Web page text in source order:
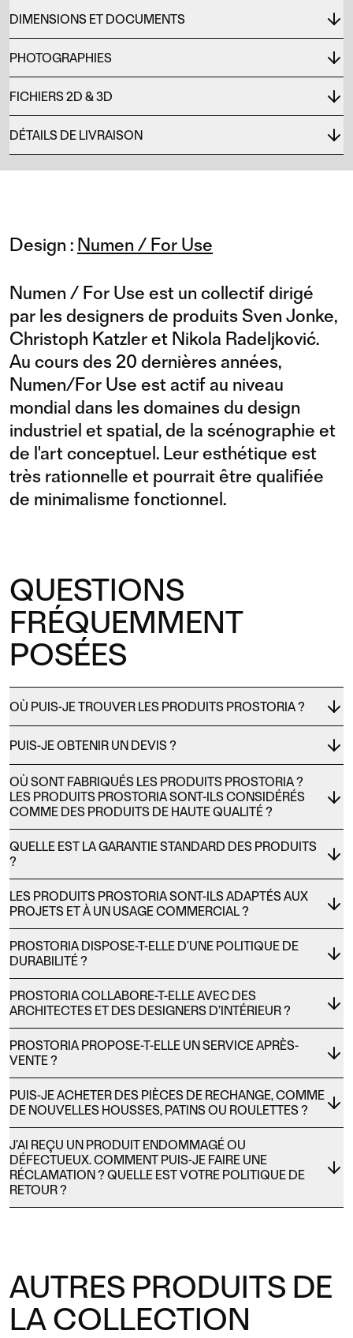
DIMENSIONS ET DOCUMENTS
PHOTOGRAPHIES
FICHIERS 2D & 3D
DÉTAILS DE LIVRAISON
Design : Numen / For Use
Numen / For Use est un collectif dirigé
par les designers de produits Sven Jonke,
Christoph Katzler et Nikola Radeljković.
Au cours des 20 dernières années,
Numen/For Use est actif au niveau
mondial dans les domaines du design
industriel et spatial, de la scénographie et
de l'art conceptuel. Leur esthétique est
très rationnelle et pourrait être qualifiée
de minimalisme fonctionnel.
QUESTIONS
FRÉQUEMMENT
POSÉES
OÙ PUIS-JE TROUVER LES PRODUITS PROSTORIA ?
PUIS-JE OBTENIR UN DEVIS ?
OÙ SONT FABRIQUÉS LES PRODUITS PROSTORIA ?
LES PRODUITS PROSTORIA SONT-ILS CONSIDÉRÉS
COMME DES PRODUITS DE HAUTE QUALITÉ ?
QUELLE EST LA GARANTIE STANDARD DES PRODUITS
?
LES PRODUITS PROSTORIA SONT-ILS ADAPTÉS AUX
PROJETS ET À UN USAGE COMMERCIAL ?
PROSTORIA DISPOSE-T-ELLE D’UNE POLITIQUE DE
DURABILITÉ ?
PROSTORIA COLLABORE-T-ELLE AVEC DES
ARCHITECTES ET DES DESIGNERS D’INTÉRIEUR ?
PROSTORIA PROPOSE-T-ELLE UN SERVICE APRÈS-
VENTE ?
PUIS-JE ACHETER DES PIÈCES DE RECHANGE, COMME
DE NOUVELLES HOUSSES, PATINS OU ROULETTES ?
J’AI REÇU UN PRODUIT ENDOMMAGÉ OU
DÉFECTUEUX. COMMENT PUIS-JE FAIRE UNE
RÉCLAMATION ? QUELLE EST VOTRE POLITIQUE DE
RETOUR ?
AUTRES PRODUITS DE
LA COLLECTION